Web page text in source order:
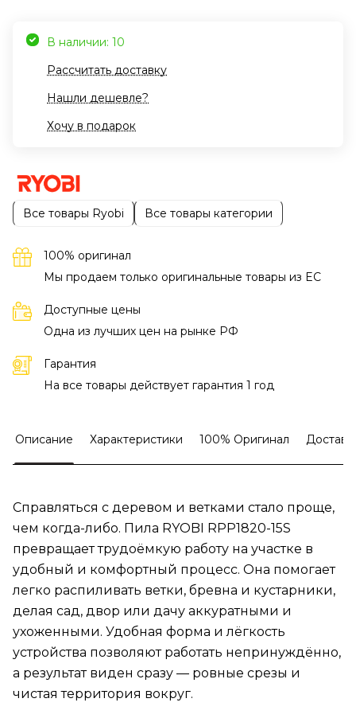
В наличии: 10
Рассчитать доставку
Нашли дешевле?
Хочу в подарок
Все товары Ryobi Все товары категории
100% оригинал
Мы продаем только оригинальные товары из EC
Доступные цены
Одна из лучших цен на рынке РФ
Гарантия
На все товары действует гарантия 1 год
Описание Характеристики 100% Оригинал
Справляться с деревом и ветками стало проще,
чем когда-либо. Пила RYOBI RPP1820-15S
превращает трудоёмкую работу на участке в
удобный и комфортный процесс. Она помогает
легко распиливать ветки, бревна и кустарники,
делая сад, двор или дачу аккуратными и
ухоженными. Удобная форма и лёгкость
устройства позволяют работать непринуждённо,
а результат виден сразу — ровные срезы и
чистая территория вокруг.